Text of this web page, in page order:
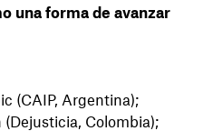
una forma de avanzar
(CAIP, Argentina);
Colombia);